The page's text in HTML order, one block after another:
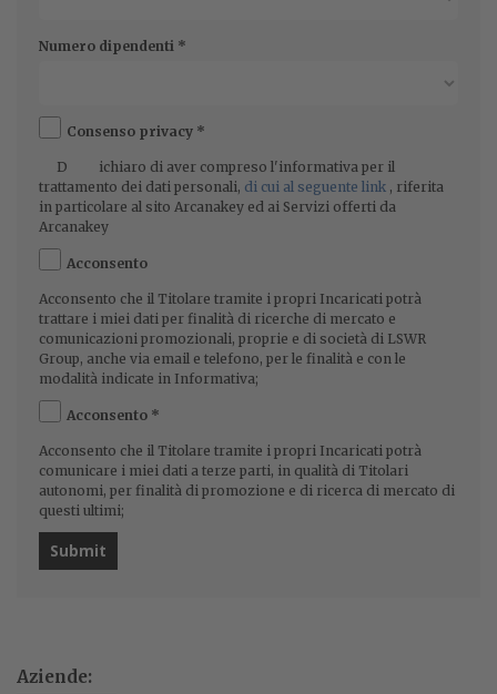
Numero dipendenti *
Consenso privacy *
Dichiaro di aver compreso l'informativa per il
trattamento dei dati personali, di cui al seguente link , riferita
in particolare al sito Arcanakey ed ai Servizi offerti da
Arcanakey
Acconsento
Acconsento che il Titolare tramite i propri Incaricati potrà
trattare i miei dati per finalità di ricerche di mercato e
comunicazioni promozionali, proprie e di società di LSWR
Group, anche via email e telefono, per le finalità e con le
modalità indicate in Informativa;
Acconsento *
Acconsento che il Titolare tramite i propri Incaricati potrà
comunicare i miei dati a terze parti, in qualità di Titolari
autonomi, per finalità di promozione e di ricerca di mercato di
questi ultimi;
Aziende: